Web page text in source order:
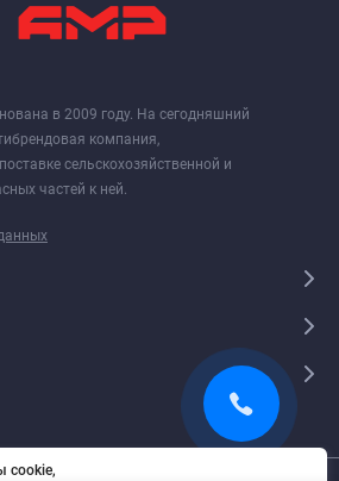
в 2009 году. На сегодняшний
компания,
сельскохозяйственной и
частей к ней.
cookie,